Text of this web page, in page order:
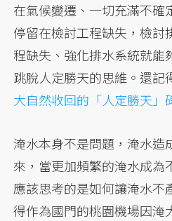
在氣候變遷、一切充滿不確
停留在檢討工程缺失，檢討
程缺失、強化排水系統就能
跳脫人定勝天的思維。還記
大自然收回的「人定勝天」
淹水本身不是問題，淹水造
來，當更加頻繁的淹水成為
應該思考的是如何讓淹水不
得作為國門的桃園機場因淹